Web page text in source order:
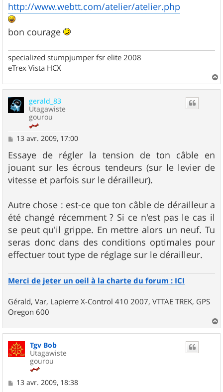
s
s
a
g
e
http://www.webtt.com/atelier/atelier.php
bon courage
specialized stumpjumper fsr elite 2008
eTrex Vista HCX
a
gerald_83
Utagawiste
gourou
M
s
s
a
g
e
13 avr. 2009, 17:00
Essaye de régler la tension de ton câble en
jouant sur les écrous tendeurs (sur le levier de
vitesse et parfois sur le dérailleur).
Autre chose : est-ce que ton câble de dérailleur a
été changé récemment ? Si ce n'est pas le cas il
se peut qu'il grippe. En mettre alors un neuf. Tu
seras donc dans des conditions optimales pour
effectuer tout type de réglage sur le dérailleur.
Merci de jeter un oeil à la charte du forum : ICI
Gérald, Var, Lapierre X-Control 410 2007, VTTAE TREK, GPS
Oregon 600
a
u
Tgv Bob
Utagawiste
gourou
M13 avr. 2009, 18:38